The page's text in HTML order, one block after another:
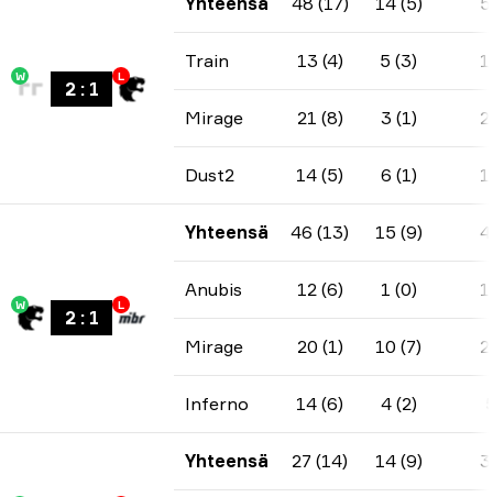
W
2: 1
L
Train 13 (4) 5 (3)
Mirage 21 (8) 3 (1)
Dust2 14 (5) 6 (1)
W
2: 1
L
Yhteensä 46 (13) 15 (9)
Anubis 12 (6) 1 (0)
Mirage 20 (1) 10 (7)
Inferno 14 (6) 4 (2)
Yhteensä 27 (14) 14 (9)